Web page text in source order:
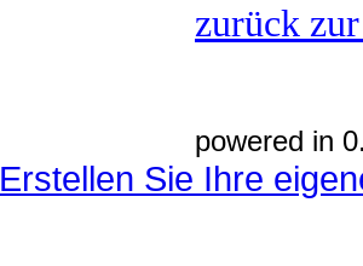
zurück
powered in
Erstellen Sie Ihre